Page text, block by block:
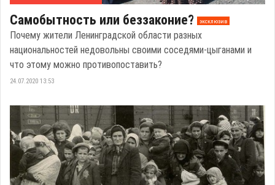
Самобытность или беззаконие? эксклюзив
Почему жители Ленинградской области разных
национальностей недовольны своими соседями-цыганами и
что этому можно противопоставить?
24.07.2020 13:53